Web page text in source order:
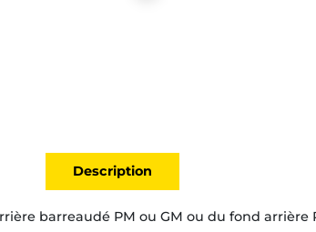
Description
barreaudé PM ou GM ou du fond arrière